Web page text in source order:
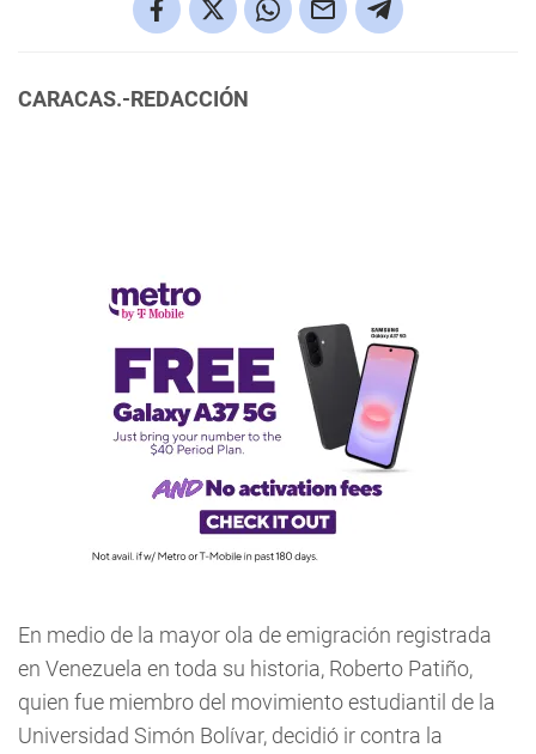
CARACAS.-REDACCIÓN
En medio de la mayor ola de emigración registrada
en Venezuela en toda su historia, Roberto Patiño,
quien fue miembro del movimiento estudiantil de la
Universidad Simón Bolívar, decidió ir contra la